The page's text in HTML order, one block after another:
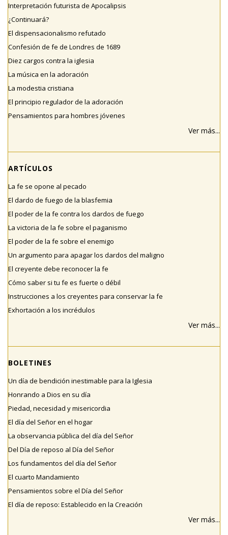
Interpretación futurista de Apocalipsis
¿Continuará?
El dispensacionalismo refutado
Confesión de fe de Londres de 1689
Diez cargos contra la iglesia
La música en la adoración
La modestia cristiana
El principio regulador de la adoración
Pensamientos para hombres jóvenes
Ver más...
ARTÍCULOS
La fe se opone al pecado
El dardo de fuego de la blasfemia
El poder de la fe contra los dardos de fuego
La victoria de la fe sobre el paganismo
El poder de la fe sobre el enemigo
Un argumento para apagar los dardos del maligno
El creyente debe reconocer la fe
Cómo saber si tu fe es fuerte o débil
Instrucciones a los creyentes para conservar la fe
Exhortación a los incrédulos
Ver más...
BOLETINES
Un día de bendición inestimable para la Iglesia
Honrando a Dios en su día
Piedad, necesidad y misericordia
El día del Señor en el hogar
La observancia pública del día del Señor
Del Día de reposo al Día del Señor
Los fundamentos del día del Señor
El cuarto Mandamiento
Pensamientos sobre el Día del Señor
El día de reposo: Establecido en la Creación
Ver más...